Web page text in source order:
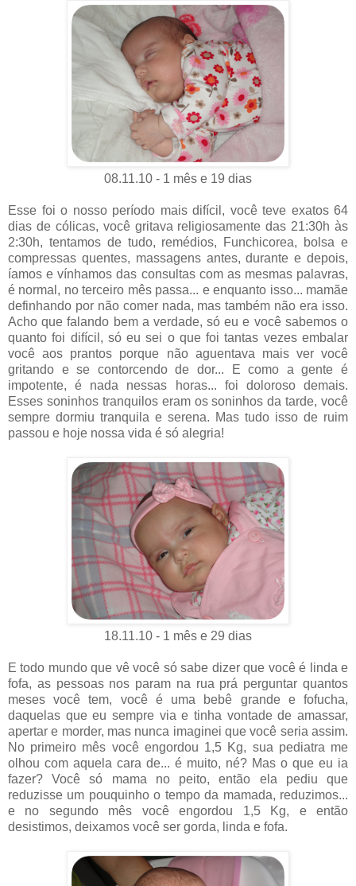
08.11.10 - 1 mês e 19 dias
Esse foi o nosso período mais difícil, você teve exatos 64
dias de cólicas, você gritava religiosamente das 21:30h às
2:30h, tentamos de tudo, remédios, Funchicorea, bolsa e
compressas quentes, massagens antes, durante e depois,
íamos e vínhamos das consultas com as mesmas palavras,
é normal, no terceiro mês passa... e enquanto isso... mamãe
definhando por não comer nada, mas também não era isso.
Acho que falando bem a verdade, só eu e você sabemos o
quanto foi difícil, só eu sei o que foi tantas vezes embalar
você aos prantos porque não aguentava mais ver você
gritando e se contorcendo de dor... E como a gente é
impotente, é nada nessas horas... foi doloroso demais.
Esses soninhos tranquilos eram os soninhos da tarde, você
sempre dormiu tranquila e serena. Mas tudo isso de ruim
passou e hoje nossa vida é só alegria!
18.11.10 - 1 mês e 29 dias
E todo mundo que vê você só sabe dizer que você é linda e
fofa, as pessoas nos param na rua prá perguntar quantos
meses você tem, você é uma bebê grande e fofucha,
daquelas que eu sempre via e tinha vontade de amassar,
apertar e morder, mas nunca imaginei que você seria assim.
No primeiro mês você engordou 1,5 Kg, sua pediatra me
olhou com aquela cara de... é muito, né? Mas o que eu ia
fazer? Você só mama no peito, então ela pediu que
reduzisse um pouquinho o tempo da mamada, reduzimos...
e no segundo mês você engordou 1,5 Kg, e então
desistimos, deixamos você ser gorda, linda e fofa.